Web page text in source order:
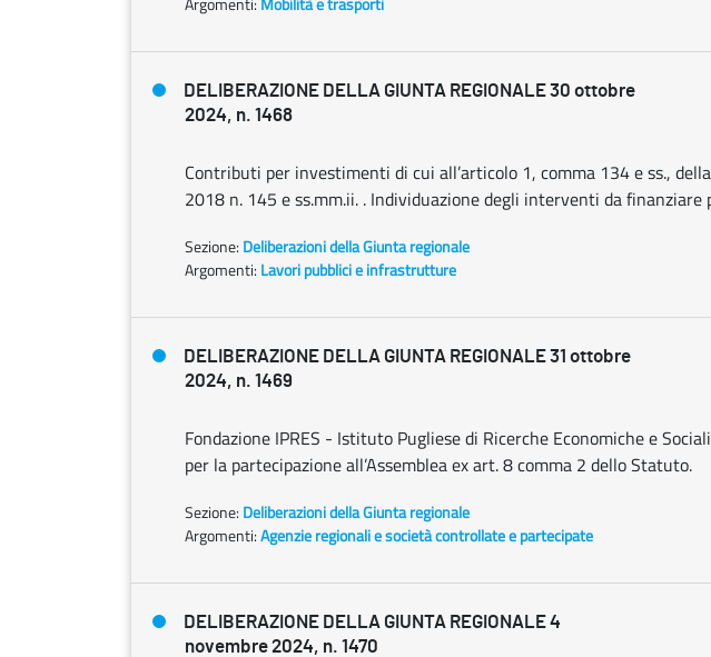
DELIBERAZIONE DELLA GIUNTA REGIONALE 30 ottobre
2024, n. 1468
Contributi per investimenti di cui all’articolo 1, comma 134 e ss.,
2018 n. 145 e ss.mm.ii. . Individuazione degli interventi da finanziare
Sezione: Deliberazioni della Giunta regionale
Argomenti: Lavori pubblici e infrastrutture
DELIBERAZIONE DELLA GIUNTA REGIONALE 31 ottobre
2024, n. 1469
Fondazione IPRES - Istituto Pugliese di Ricerche Economiche e
per la partecipazione all’Assemblea ex art. 8 comma 2 dello Statuto.
Sezione: Deliberazioni della Giunta regionale
Argomenti:Agenzie regionali e società controllate e partecipate
DELIBERAZIONE DELLA GIUNTA REGIONALE 4
novembre 2024, n. 1470